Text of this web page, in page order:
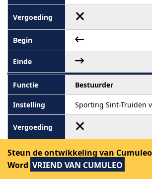
Bestuurder
Sporting Sint-Truiden
Steun de ontwikkeling van
Word VRIEND VAN CUMULEO